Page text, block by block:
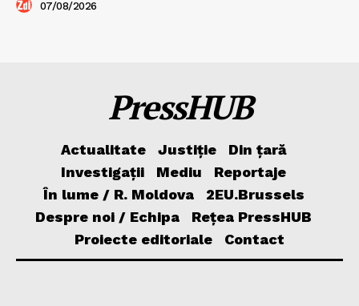
07/08/2026
PressHUB
Actualitate Justiție
Din țară
Investigații
Mediu
Reportaje
În lume / R. Moldova
2EU.Brussels
Despre noi / Echipa
Rețea PressHUB
Proiecte editoriale
Contact